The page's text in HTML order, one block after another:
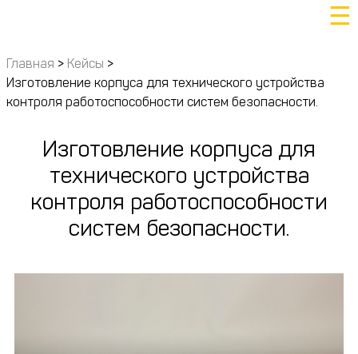
☰
Главная > Кейсы >
Изготовление корпуса для технического устройства
контроля работоспособности систем безопасности.
Изготовление корпуса для
технического устройства
контроля работоспособности
систем безопасности.